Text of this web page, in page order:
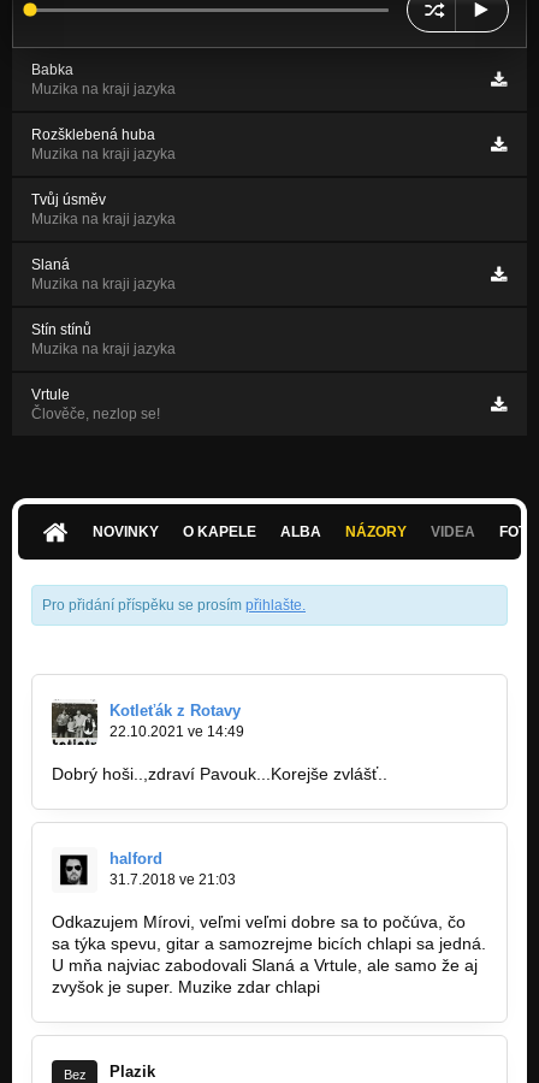
Babka
Muzika na kraji jazyka
Rozšklebená huba
Muzika na kraji jazyka
Tvůj úsměv
Muzika na kraji jazyka
Slaná
Muzika na kraji jazyka
Stín stínů
Muzika na kraji jazyka
Vrtule
Člověče, nezlop se!
NOVINKY O KAPELE ALBA NÁZORY VIDEA
Pro přidání příspěku se prosím přihlašte.
Kotleťák z Rotavy
22.10.2021 ve 14:49
Dobrý hoši..,zdraví Pavouk...Korejše zvlášť..
halford
31.7.2018 ve 21:03
Odkazujem Mírovi, veľmi veľmi dobre sa to počúva, čo
sa týka spevu, gitar a samozrejme bicích chlapi sa jedná.
U mňa najviac zabodovali Slaná a Vrtule, ale samo že aj
zvyšok je super. Muzike zdar chlapi
Bez Plazik